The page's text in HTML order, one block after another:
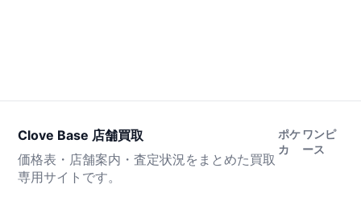
Clove Base 店舗買取
価格表・店舗案内・査定状況をまとめた買取
専用サイトです。
ポケ
カ
ワンピ
ース